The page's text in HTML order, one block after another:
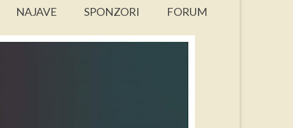
NAJAVE SPONZORI FORUM